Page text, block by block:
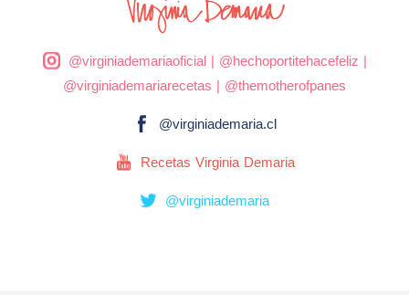
@virginiademariaoficial| @hechoportitehacefeliz |
@virginiademariarecetas | @themotherofpanes
@virginiademaria.cl
Recetas Virginia Demaria
@virginiademaria